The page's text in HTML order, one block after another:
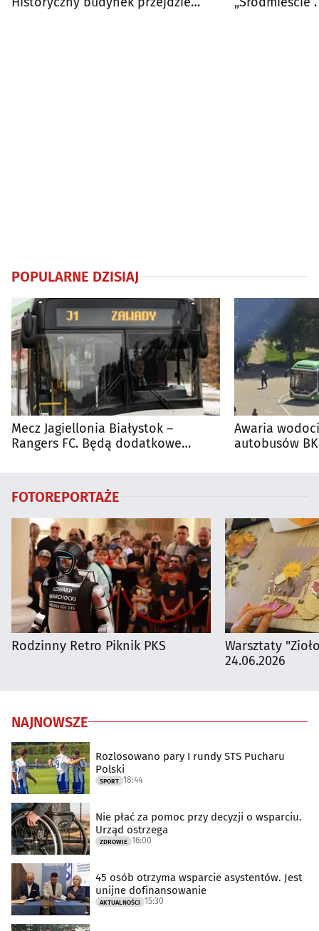
POPULARNE DZISIAJ
Mecz Jagiellonia Białystok –
Rangers FC. Będą dodatkowe
Awaria
autobusów
FOTOREPORTAŻE
Rodzinny Retro Piknik PKS
Warsztaty
24.06.2026
NAJNOWSZE
Rozlosowano pary I rundy STS Pucharu
Polski
SPORT 18:44
Nie płać za pomoc przy decyzji o wsparciu.
Urząd ostrzega
ZDROWIE 16:00
45 osób otrzyma wsparcie asystentów. Jest
unijne dofinansowanie
AKTUALNOŚCI 15:30